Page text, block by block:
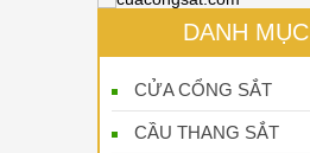
DANH MỤC
CỬA CỔNG SẮT
CẦU THANG SẮT